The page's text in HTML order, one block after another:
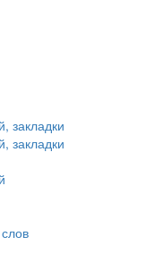
закладки
закладки